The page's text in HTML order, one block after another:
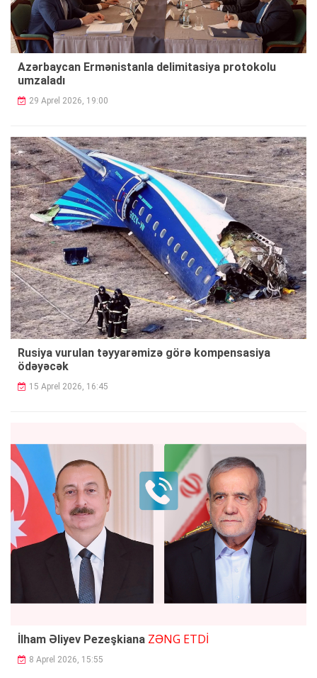
Azərbaycan Ermənistanla delimitasiya protokolu
umzaladı
29 Aprel 2026, 19:00
Rusiya vurulan təyyarəmizə görə kompensasiya
ödəyəcək
15 Aprel 2026, 16:45
İlham Əliyev Pezeşkiana ZƏNG ETDİ
8 Aprel 2026, 15:55